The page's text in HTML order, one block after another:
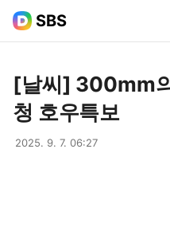
SBS
[날씨] 300mm
청 호우특보
2025. 9. 7. 06:27